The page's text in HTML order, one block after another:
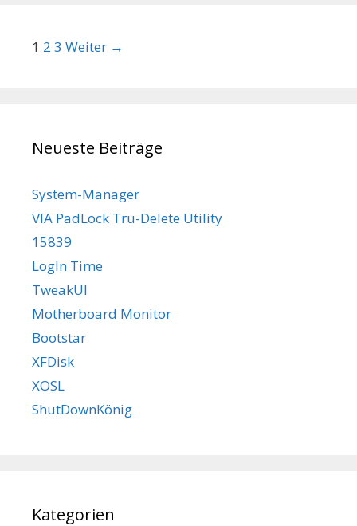
Beitrags-Navigation
1 2 3 Weiter →
Neueste Beiträge
System-Manager
VIA PadLock Tru-Delete Utility
15839
LogIn Time
TweakUI
Motherboard Monitor
Bootstar
XFDisk
XOSL
ShutDownKönig
Kategorien